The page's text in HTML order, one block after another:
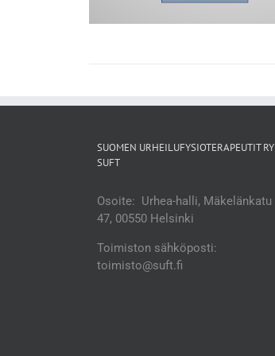
SUOMEN URHEILUFYSIOTERAPEUTIT RY
SUFT
Osoite: Urhea-halli, Mäkelänkatu
47, 00550 Helsinki
Toimiston sähköposti:
toimisto@suft.fi